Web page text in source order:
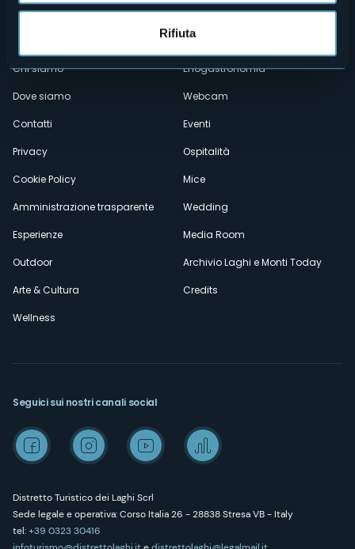
Rifiuta
Menù
secondario
Chi siamo
Dove siamo
Contatti
Privacy
Cookie Policy
Amministrazione trasparente
Esperienze
Outdoor
Arte & Cultura
Wellness
Enogastronomia
Webcam
Eventi
Ospitalità
Mice
Wedding
Media Room
Archivio Laghi e Monti Today
Credits
Distretto Turistico dei Laghi Scrl
Sede legale e operativa: Corso Italia 26 - 28838 Stresa VB - Italy
tel:+39 0323 30416
Seguici sui nostri canali social